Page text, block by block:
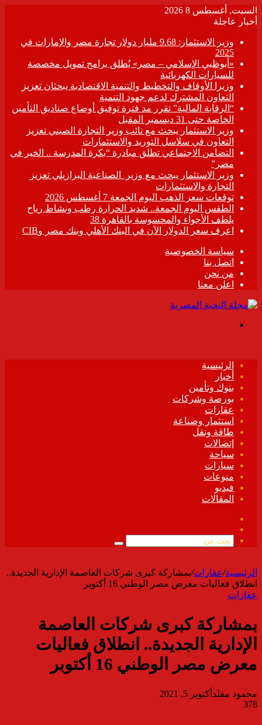
السبت, أغسطس 8 2026
أخبار عاجلة
وزير الاستثمار: 9.68 مليار دولار تجارة مصر والإمارات في
2025
«أبوظبي الإسلامي – مصر» يُطلق برامج تمويل مخصصة
للسيارات الكهربائية
وزيرا الأوقاف والتخطيط والتنمية الاقتصادية يبحثان تعزيز
التعاون المشترك لدعم جهود التنمية
“الرقابة المالية” تقرر مد فترة توفيق أوضاع صناديق التأمين
الخاصة حتى 31 ديسمبر المقبل
وزير الاستثمار يبحث مع نائب وزير التجارة الصيني تعزيز
التعاون في سلاسل التوريد والاستثمارات
التضامن الاجتماعي تطلق مبادرة “بكرة المدرسة .. الخير في
مصر”
وزير الاستثمار يبحث مع وزير الصناعية البرازيلي تعزيز
التجارة والاستثمارات
توقعات سعر الذهب اليوم الجمعة 7 أغسطس 2026
الطقس اليوم الجمعة.. شديد الحرارة رطب ونشاط رياح
يلطف الأجواء والمحسوسة بالقاهرة 38
اعرف سعر الدولار الآن في البنك الأهلي وبنك مصر وCIB
سياسة الخصوصية
اتصل بنا
من نحن
اعلن معنا
الرئيسية
أخبار
بنوك وتأمين
بورصة وشركات
عقارات
استثمار وصناعة
طاقة ونقل
إتصالات
سياحة
سيارات
منوعات
فيديو
المقالات
الموقع
بحث
الرئيسية/عقارات/بمشاركة كبرى شركات العاصمة الإدارية الجديدة..
انطلاق فعاليات معرض مصر الوطني 16 أكتوبر
عقارات
بمشاركة كبرى شركات العاصمة
الإدارية الجديدة.. انطلاق فعاليات
معرض مصر الوطني 16 أكتوبر
محمود مقلد أكتوبر 5, 2021
378